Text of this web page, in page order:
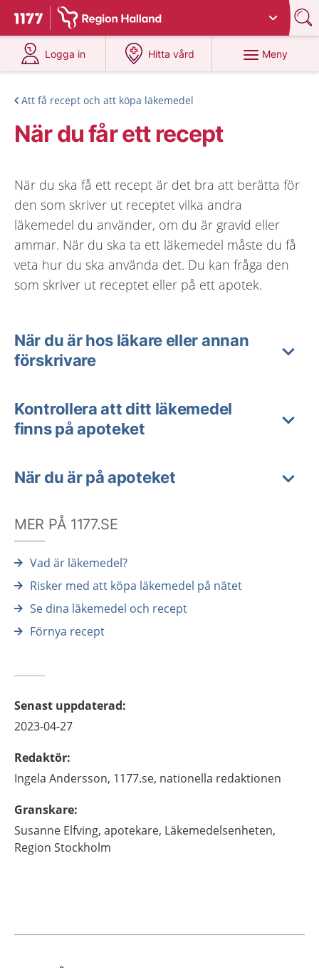
Till startsidan för 1177
Du har valt region Halland
Logga in
på 1177.se
Hitta vård
på 1177.se
Meny
Att få recept och att köpa läkemedel
När du får ett recept
När du ska få ett recept är det bra att berätta för
den som skriver ut receptet vilka andra
läkemedel du använder, om du är gravid eller
ammar. När du ska ta ett läkemedel måste du få
veta hur du ska använda det. Du kan fråga den
som skriver ut receptet eller på ett apotek.
När du är hos läkare eller annan
förskrivare
Kontrollera att ditt läkemedel
finns på apoteket
När du är på apoteket
MER PÅ 1177.SE
Vad är läkemedel?
Risker med att köpa läkemedel på nätet
Se dina läkemedel och recept
Förnya recept
Senast uppdaterad:
2023-04-27
Redaktör:
Ingela Andersson, 1177.se, nationella redaktionen
Granskare:
Susanne Elfving, apotekare, Läkemedelsenheten,
Region Stockholm